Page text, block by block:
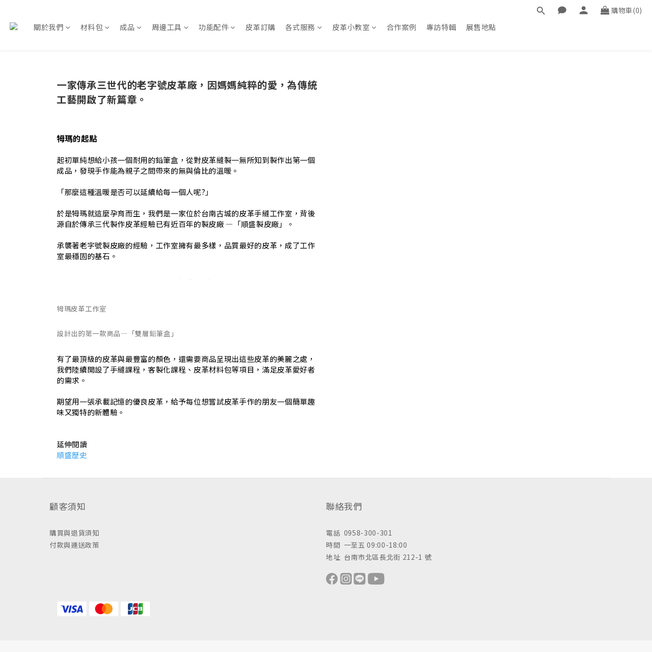
購物車(0)
關於我們 材料包 成品 周邊工具 功能配件 皮革訂購 各式服務 皮革小教室 合作案例 專訪特輯 展售地點
一家傳承三世代的老字號皮革廠，因媽媽純粹的愛，為傳統
工藝開啟了新篇章。
牳瑪的起點
起初單純想給小孩一個耐用的鉛筆盒，從對皮革縫製一無所知到製作出第一個
成品，發現手作能為親子之間帶來的無與倫比的溫暖。
「那麼這種溫暖是否可以延續給每一個人呢?」
於是牳瑪就這麼孕育而生，我們是一家位於台南古城的皮革手縫工作室，背後
源自於傳承三代製作皮革經驗已有近百年的製皮廠 —「順盛製皮廠」。
承襲著老字號製皮廠的經驗，工作室擁有最多樣，品質最好的皮革，成了工作
室最穩固的基石。
牳瑪皮革工作室
設計出的第一款商品—「雙層鉛筆盒」
有了最頂級的皮革與最豐富的顏色，還需要商品呈現出這些皮革的美麗之處，
我們陸續開設了手縫課程，客製化課程、皮革材料包等項目，滿足皮革愛好者
的需求。
期望用一張承載記憶的優良皮革，給予每位想嘗試皮革手作的朋友一個簡單趣
味又獨特的新體驗。
延伸閱讀
順盛歷史
顧客須知
購買與退貨須知
付款與運送政策
聯絡我們
電話 0958-300-301
時間 一至五 09:00-18:00
地址 台南市北區長北街 212-1 號